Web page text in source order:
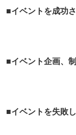
■イベントを成功
■イベント企画、
■イベントを失敗